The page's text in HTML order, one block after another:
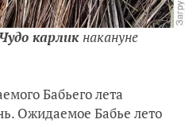
Чудо карлик накануне
Бабьего лета
Ожидаемое Бабье лето